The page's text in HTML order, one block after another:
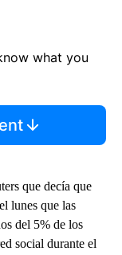
what you
que decía que
lunes que las
del 5% de los
social durante el